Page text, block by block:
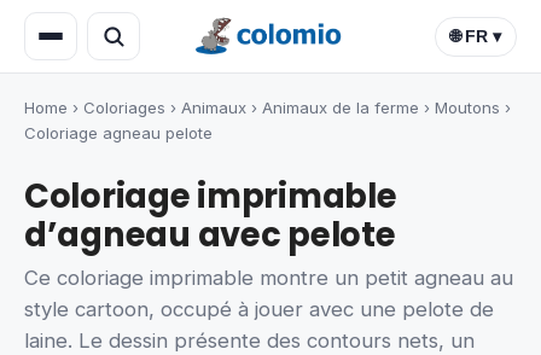
🌐 FR ▾
Home › Coloriages › Animaux › Animaux de la ferme › Moutons ›
Coloriage agneau pelote
Coloriage imprimable
d’agneau avec pelote
Ce coloriage imprimable montre un petit agneau au
style cartoon, occupé à jouer avec une pelote de
laine. Le dessin présente des contours nets, un